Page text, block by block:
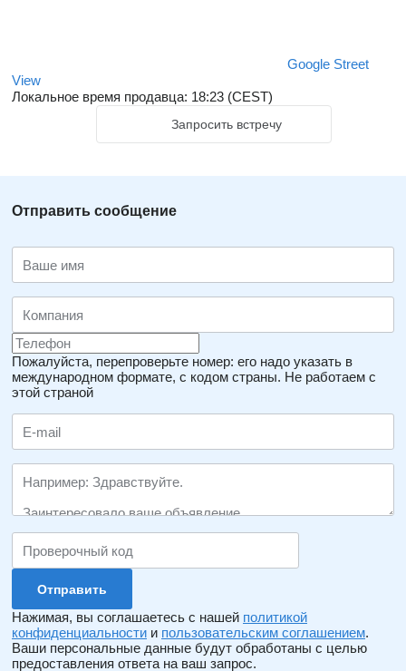
Google Street
View
Локальное время продавца: 18:23 (CEST)
Запросить встречу
Отправить сообщение
Пожалуйста, перепроверьте номер: его надо указать в
международном формате, с кодом страны. Не работаем с
этой страной
Нажимая, вы соглашаетесь с нашей политикой
конфиденциальности и пользовательским соглашением.
Ваши персональные данные будут обработаны с целью
предоставления ответа на ваш запрос.